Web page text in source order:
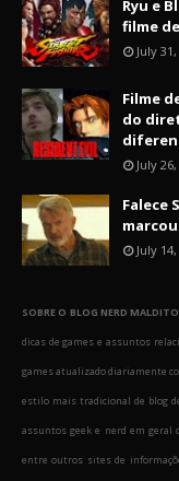
Ryu e
filme
July
Filme
do
July
Falece
July
SOBRE O BLOG NERD
dicas de games e assuntos
games atualizado diariamente
estilo mais tradicional de blog
assuntos geek e nerd em geral
entre outros sites de